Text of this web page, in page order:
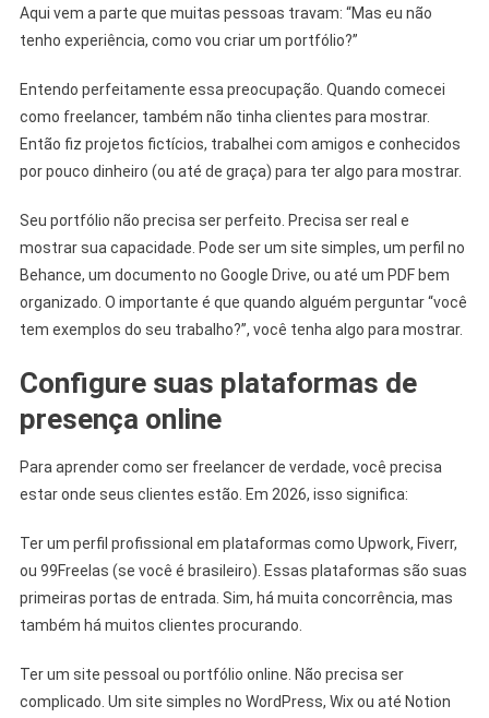
Aqui vem a parte que muitas pessoas travam: “Mas eu não
tenho experiência, como vou criar um portfólio?”
Entendo perfeitamente essa preocupação. Quando comecei
como freelancer, também não tinha clientes para mostrar.
Então fiz projetos fictícios, trabalhei com amigos e conhecidos
por pouco dinheiro (ou até de graça) para ter algo para mostrar.
Seu portfólio não precisa ser perfeito. Precisa ser real e
mostrar sua capacidade. Pode ser um site simples, um perfil no
Behance, um documento no Google Drive, ou até um PDF bem
organizado. O importante é que quando alguém perguntar “você
tem exemplos do seu trabalho?”, você tenha algo para mostrar.
Configure suas plataformas de
presença online
Para aprender como ser freelancer de verdade, você precisa
estar onde seus clientes estão. Em 2026, isso significa:
Ter um perfil profissional em plataformas como Upwork, Fiverr,
ou 99Freelas (se você é brasileiro). Essas plataformas são suas
primeiras portas de entrada. Sim, há muita concorrência, mas
também há muitos clientes procurando.
Ter um site pessoal ou portfólio online. Não precisa ser
complicado. Um site simples no WordPress, Wix ou até Notion